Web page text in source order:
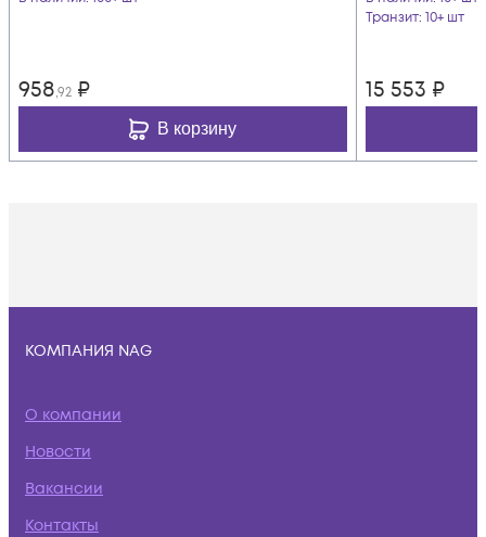
958,92 ₽
В корзину
Транзит: 10+ шт
15 553 ₽
КОМПАНИЯ NAG
О компании
Новости
Вакансии
Контакты